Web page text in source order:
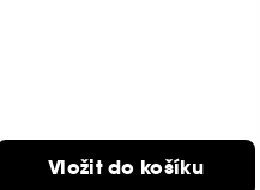
Vložit do košíku